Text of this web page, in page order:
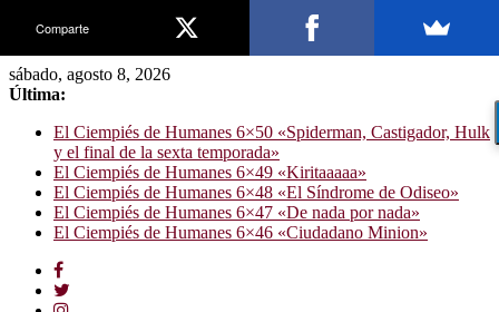
sábado, agosto 8, 2026
Última:
El Ciempiés de Humanes 6×50 «Spiderman, Castigador, Hulk
y el final de la sexta temporada»
El Ciempiés de Humanes 6×49 «Kiritaaaaa»
El Ciempiés de Humanes 6×48 «El Síndrome de Odiseo»
El Ciempiés de Humanes 6×47 «De nada por nada»
El Ciempiés de Humanes 6×46 «Ciudadano Minion»
Comparte